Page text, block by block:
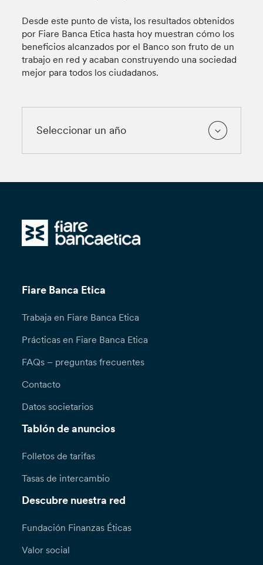
Desde este punto de vista, los resultados obtenidos
por Fiare Banca Etica hasta hoy muestran cómo los
beneficios alcanzados por el Banco son fruto de un
trabajo en red y acaban construyendo una sociedad
mejor para todos los ciudadanos.
Fiare Banca Etica
Trabaja en Fiare Banca Etica
Prácticas en Fiare Banca Etica
FAQs – preguntas frecuentes
Contacto
Datos societarios
Tablón de anuncios
Folletos de tarifas
Tasas de intercambio
Descubre nuestra red
Fundación Finanzas Éticas
Valor social